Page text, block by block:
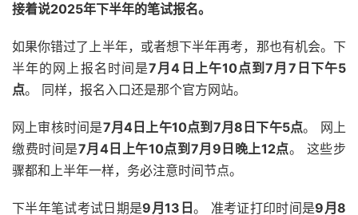
接着说2025年下半年的笔试报名。
如果你错过了上半年，或者想下半年再考，那也有机会。下
半年的网上报名时间是7月4日上午10点到7月7日下午5
点。 同样，报名入口还是那个官方网站。
网上审核时间是7月4日上午10点到7月8日下午5点。 网上
缴费时间是7月4日上午10点到7月9日晚上12点。 这些步
骤都和上半年一样，务必注意时间节点。
下半年笔试考试日期是9月13日 。 准考证打印时间是9月8